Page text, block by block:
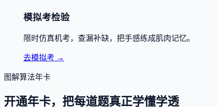
模拟考检验
限时仿真机考，查漏补缺，把手感练成肌肉记忆。
去模拟考 →
图解算法年卡
开通年卡，把每道题真正学懂学透